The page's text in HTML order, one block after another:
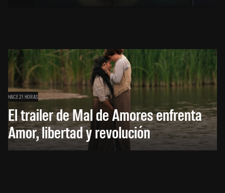
HACE 21 HORAS
El trailer de Mal de Amores enfrenta
Amor, libertad y revolución